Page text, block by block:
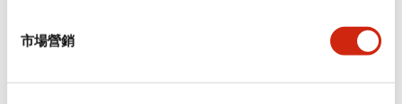
市場營銷
安裝和安裝規範